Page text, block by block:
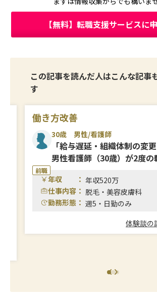
【無料】転職支援サービスに
この記事を読んだ人はこんな記事
す
働き方改善
30歳 男性/看護師
「給与遅延・組織体制の変更
男性看護師（30歳）が2度の
前職
年収 ： 年収520万
仕事内容： 脱毛・美容皮膚科
勤務形態： 週5・日勤のみ
体験談の